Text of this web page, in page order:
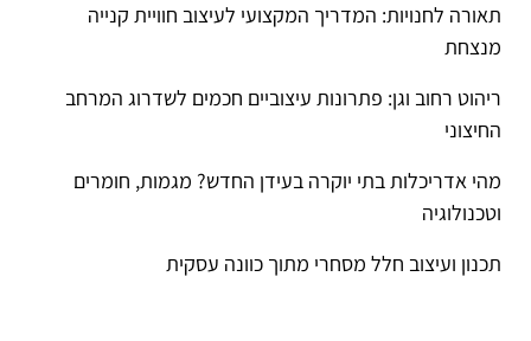
תאורה לחנויות: המדריך המקצועי לעיצוב חוויית קנייה
מנצחת
ריהוט רחוב וגן: פתרונות עיצוביים חכמים לשדרוג המרחב
החיצוני
מהי אדריכלות בתי יוקרה בעידן החדש? מגמות, חומרים
וטכנולוגיה
תכנון ועיצוב חלל מסחרי מתוך כוונה עסקית